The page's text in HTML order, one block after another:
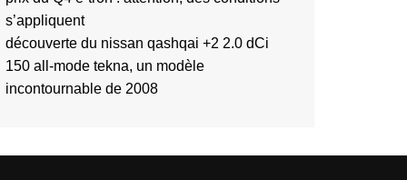
s’appliquent
découverte du nissan qashqai +2 2.0 dCi
150 all-mode tekna, un modèle
incontournable de 2008